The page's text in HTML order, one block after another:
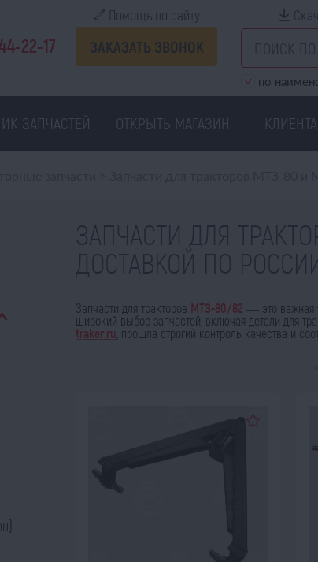
22-17
Помощь по сайту
ЗАКАЗАТЬ ЗВОНОК
по
ЗАПЧАСТЕЙ ОТКРЫТЬ МАГАЗИН
ЗАПЧАСТИ ДЛЯ
ДОСТАВКОЙ ПО
Запчасти для тракторов МТЗ-80/82 — это важная
широкий выбор запчастей, включая детали для
traker.ru , прошла строгий контроль качества и